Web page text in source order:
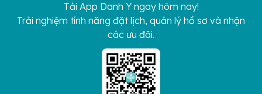
Tải App Danh Y ngay hôm nay!
Trải nghiệm tính năng đặt lịch, quản lý hồ sơ và nhận
các ưu đãi.